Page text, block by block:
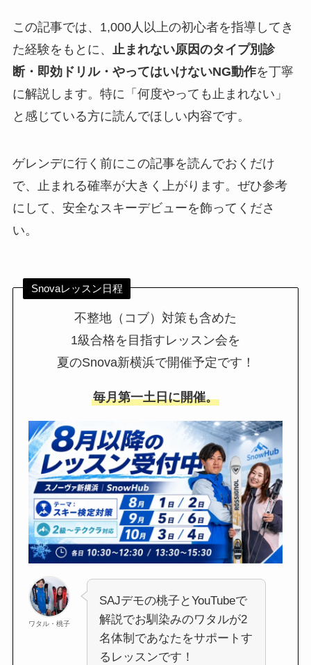
この記事では、1,000人以上の初心者を指導してき
た経験をもとに、 止まれない原因のタイプ別診
断・即効ドリル・やってはいけないNG動作を丁寧
に解説します。特に「何度やっても止まれない」
と感じている方に読んでほしい内容です。
ゲレンデに行く前にこの記事を読んでおくだけ
で、止まれる確率が大きく上がります。ぜひ参考
にして、安全なスキーデビューを飾ってくださ
い。
Snovaレッスン日程
不整地（コブ）対策も含めた
1級合格を目指すレッスン会を
夏のSnova新横浜で開催予定です！
毎月第一土日に開催。
ワタル・桃子
SAJデモの桃子とYouTubeで
解説でお馴染みのワタルが2
名体制であなたをサポートす
るレッスンです！